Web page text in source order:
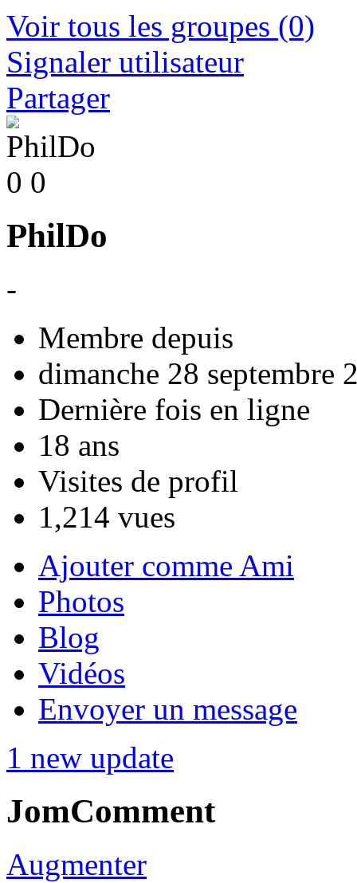
Voir tous les groupes (0)
Signaler utilisateur
Partager
0 0
PhilDo
-
Membre depuis
dimanche 28 septembre
Dernière fois en ligne
18 ans
Visites de profil
1,214 vues
Ajouter comme Ami
Photos
Blog
Vidéos
Envoyer un message
1 new update
JomComment
Augmenter